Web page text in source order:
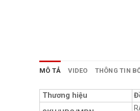
MÔ TẢ VIDEO THÔNG TIN
Thương hiệu